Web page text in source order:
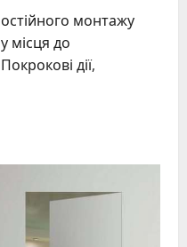
монтажу
місця до
дії,